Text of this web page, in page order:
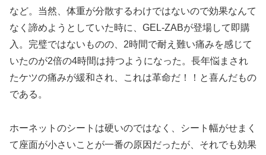
など。当然、体重が分散するわけではないので効果なんて
なく諦めようとしていた時に、GEL-ZABが登場して即購
入。完璧ではないものの、2時間で耐え難い痛みを感じて
いたのが2倍の4時間は持つようになった。長年悩まされ
たケツの痛みが緩和され、これは革命だ！！と喜んだもの
である。
ホーネットのシートは硬いのではなく、シート幅がせまく
て座面が小さいことが一番の原因だったが、それでも効果